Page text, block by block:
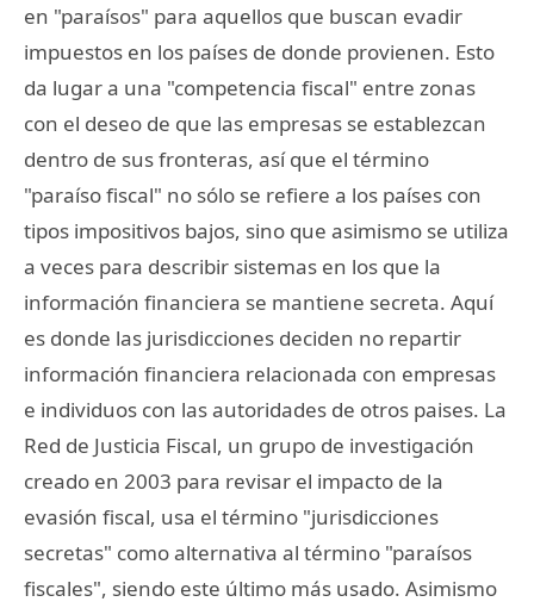
en "paraísos" para aquellos que buscan evadir
impuestos en los países de donde provienen. Esto
da lugar a una "competencia fiscal" entre zonas
con el deseo de que las empresas se establezcan
dentro de sus fronteras, así que el término
"paraíso fiscal" no sólo se refiere a los países con
tipos impositivos bajos, sino que asimismo se utiliza
a veces para describir sistemas en los que la
información financiera se mantiene secreta. Aquí
es donde las jurisdicciones deciden no repartir
información financiera relacionada con empresas
e individuos con las autoridades de otros paises. La
Red de Justicia Fiscal, un grupo de investigación
creado en 2003 para revisar el impacto de la
evasión fiscal, usa el término "jurisdicciones
secretas" como alternativa al término "paraísos
fiscales", siendo este último más usado. Asimismo